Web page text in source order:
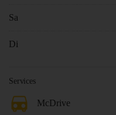
Sa
Di
Services
McDrive